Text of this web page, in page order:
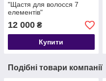
"Щастя для волосся 7
елементів"
12 000 ₴
Купити
Подібні товари компанії